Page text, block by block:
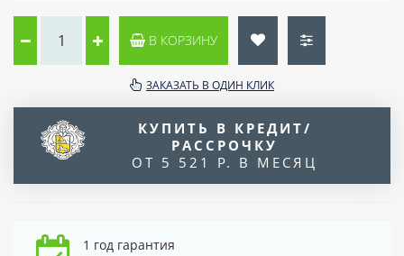
В КОРЗИНУ
ЗАКАЗАТЬ В ОДИН КЛИК
КУПИТЬ В КРЕДИТ/
РАССРОЧКУ
ОТ 5 521 Р. В МЕСЯЦ
1 год гарантия